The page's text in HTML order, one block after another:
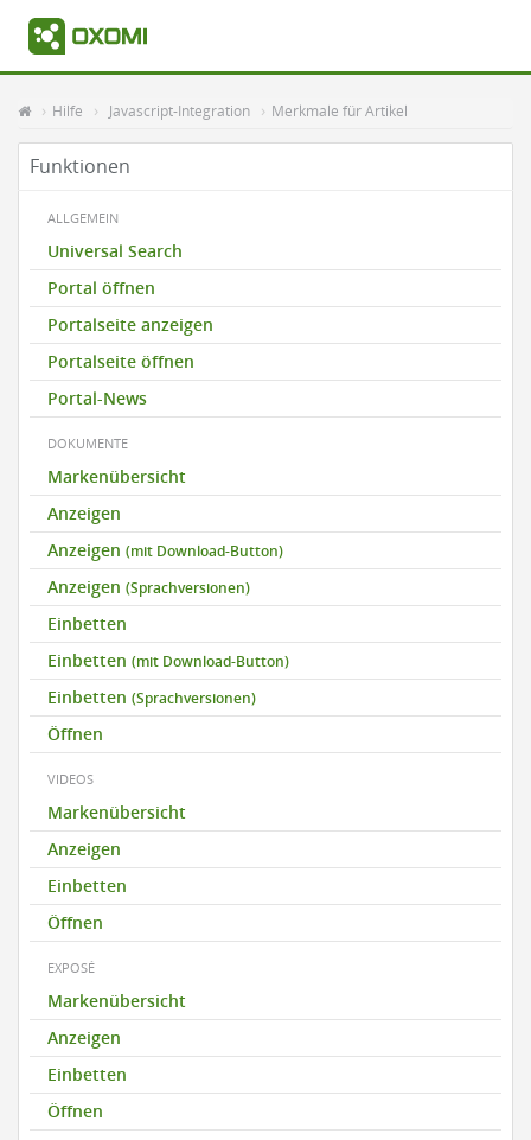
Hilfe Javascript-Integration Merkmale für Artikel
Funktionen
ALLGEMEIN
Universal Search
Portal öffnen
Portalseite anzeigen
Portalseite öffnen
Portal-News
DOKUMENTE
Markenübersicht
Anzeigen
Anzeigen (mit Download-Button)
Anzeigen (Sprachversionen)
Einbetten
Einbetten (mit Download-Button)
Einbetten (Sprachversionen)
Öffnen
VIDEOS
Markenübersicht
Anzeigen
Einbetten
Öffnen
EXPOSÉ
Markenübersicht
Anzeigen
Einbetten
Öffnen